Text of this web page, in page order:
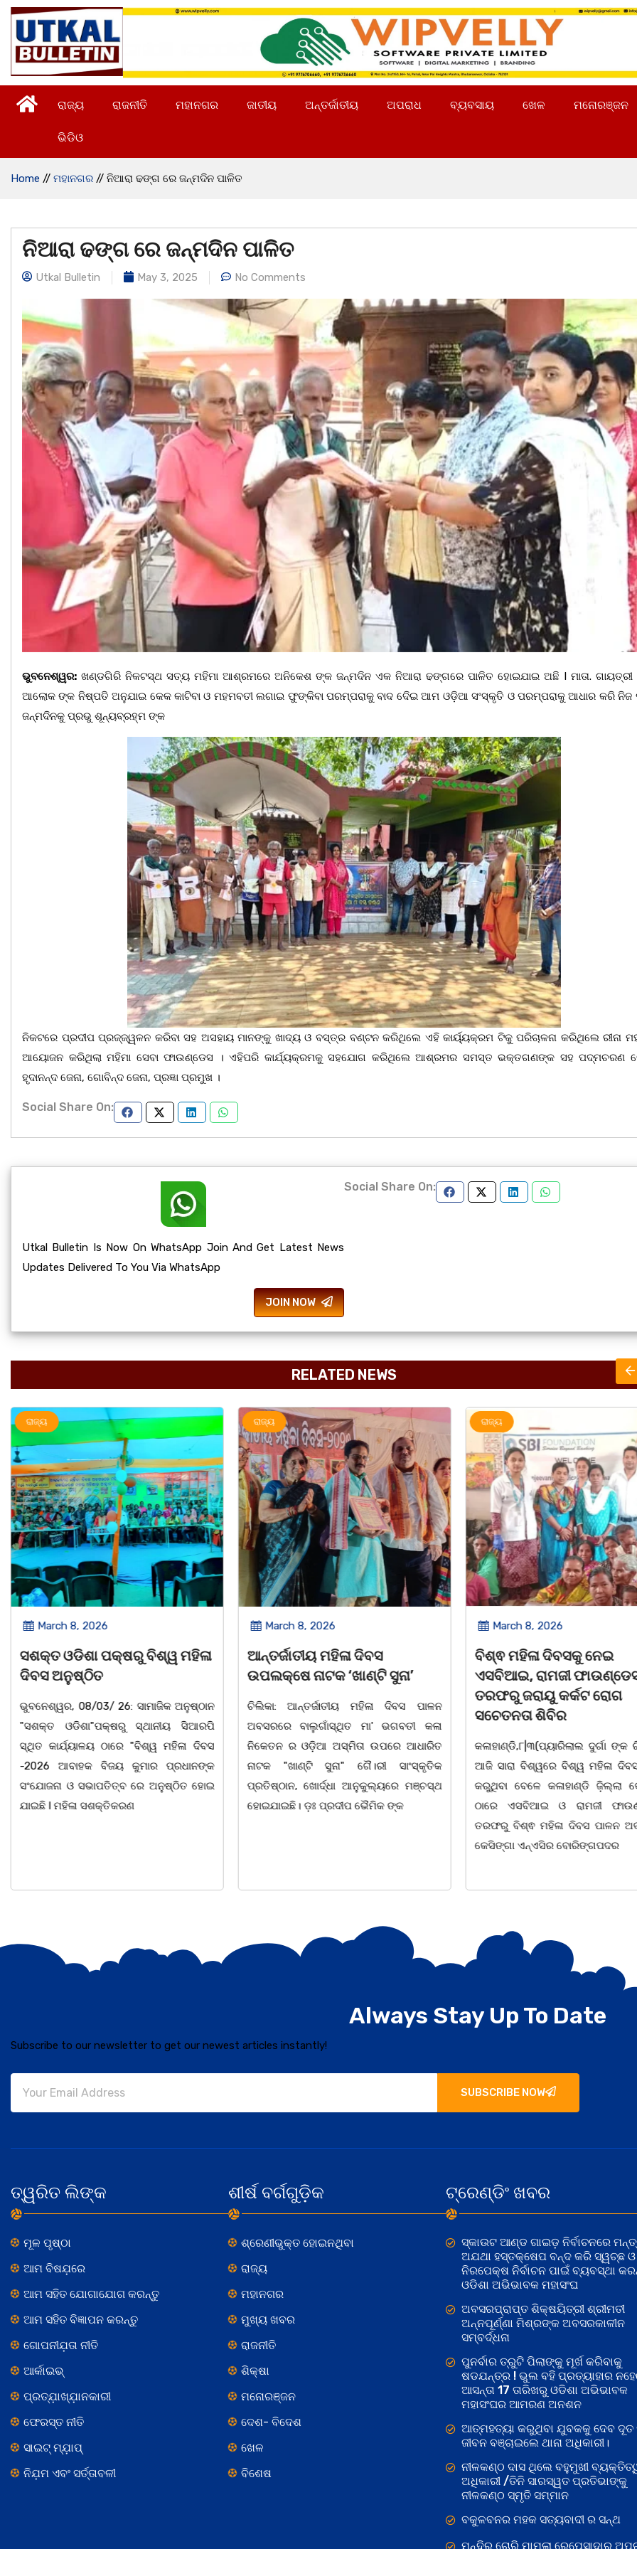
ରାଜ୍ୟ ରାଜନୀତି ମହାନଗର ଜାତୀୟ ଅନ୍ତର୍ଜାତୀୟ ଅପରାଧ ବ୍ୟବସାୟ ଖେଳ ମନୋରଞ୍ଜନ
ଭିଡିଓ
Home // ମହାନଗର // ନିଆରା ଢଙ୍ଗ ରେ ଜନ୍ମଦିନ ପାଳିତ
ନିଆରା ଢଙ୍ଗ ରେ ଜନ୍ମଦିନ ପାଳିତ
Utkal Bulletin May 3, 2025 No Comments
ଭୁବନେଶ୍ୱର: ଖଣ୍ଡଗିରି ନିକଟସ୍ଥ ସତ୍ୟ ମହିମା ଆଶ୍ରମରେ ଅନିକେଶ ଙ୍କ ଜନ୍ମଦିନ ଏକ ନିଆରା ଢଙ୍ଗରେ ପାଳିତ ହୋଇଯାଇ ଅଛି I ମାତା. ଗାୟତ୍ରୀ
ଆଲୋକ ଙ୍କ ନିଷ୍ପତି ଅନୁଯାଇ କେକ କାଟିବା ଓ ମହମବତୀ ଲଗାଇ ଫୁଙ୍କିବା ପରମ୍ପରାକୁ ବାଦ ଦେିଇ ଆମ ଓଡ଼ିଆ ସଂସ୍କୃତି ଓ ପରମ୍ପରାକୁ ଆଧାର କରି
ଜନ୍ମଦିନକୁ ପ୍ରଭୁ ଶୂନ୍ୟବ୍ରହ୍ମ ଙ୍କ
ନିକଟରେ ପ୍ରଦୀପ ପ୍ରଜ୍ଜ୍ୱଳନ କରିବା ସହ ଅସହାୟ ମାନଙ୍କୁ ଖାଦ୍ୟ ଓ ବସ୍ତ୍ର ବଣ୍ଟନ କରିଥିଲେ ଏହି କାର୍ୟ୍ୟକ୍ରମ ଟିକୁ ପରିଚାଳନା କରିଥିଲେ ରୀନା
ଆୟୋଜନ କରିଥିଲା ମହିମା ସେବା ଫାଉଣ୍ଡେସ । ଏହିପରି କାର୍ଯ୍ୟକ୍ରମକୁ ସହଯୋଗ କରିଥିଲେ ଆଶ୍ରମର ସମସ୍ତ ଭକ୍ତଗଣଙ୍କ ସହ ପଦ୍ମଚରଣ
ହୃଦାନନ୍ଦ ଜେନା, ଗୋବିନ୍ଦ ଜେନା, ପ୍ରଜ୍ଞା ପ୍ରମୁଖ ।
Social Share On:
Utkal Bulletin Is Now On WhatsApp Join And Get Latest News
Updates Delivered To You Via WhatsApp
JOIN NOW
Social Share On:
RELATED NEWS
ରାଜ୍ୟ
March 8, 2026
ସଶକ୍ତ ଓଡିଶା ପକ୍ଷରୁ ବିଶ୍ୱ ମହିଳା
ଦିବସ ଅନୁଷ୍ଠିତ
ଭୁବନେଶ୍ୱର, 08/03/ 26: ସାମାଜିକ ଅନୁଷ୍ଠାନ
"ସଶକ୍ତ ଓଡିଶା"ପକ୍ଷରୁ ସ୍ଥାନୀୟ ସିଆରପି
ସ୍ଥିତ କାର୍ଯ୍ୟାଳୟ ଠାରେ "ବିଶ୍ୱ ମହିଳା ଦିବସ
-2026 ଆବାହକ ବିଜୟ କୁମାର ପ୍ରଧାନଙ୍କ
ସଂଯୋଜନା ଓ ସଭାପତିତ୍ବ ରେ ଅନୁଷ୍ଠିତ ହୋଇ
ଯାଇଛି l ମହିଳା ସଶକ୍ତିକରଣ
ରାଜ୍ୟ
March 8, 2026
ଆନ୍ତର୍ଜାତୀୟ ମହିଳା ଦିବସ
ଉପଲକ୍ଷେ ନାଟକ ‘ଖାଣ୍ଟି ସୁନା’
ଚିଲିକା: ଆନ୍ତର୍ଜାତୀୟ ମହିଳା ଦିବସ ପାଳନ
ଅବସରରେ ବାଲୁଗାଁସ୍ଥିତ ମା' ଭଗବତୀ କଳା
ନିକେତନ ର ଓଡ଼ିଆ ଅସ୍ମିତା ଉପରେ ଆଧାରିତ
ନାଟକ "ଖାଣ୍ଟି ସୁନା" ଗୈ।ରୀ ସାଂସ୍କୃତିକ
ପ୍ରତିଷ୍ଠାନ, ଖୋର୍ଦ୍ଧା ଆନୁକୁଲ୍ୟରେ ମଞ୍ଚସ୍ଥ
ହୋଇଯାଇଛି। ଡ଼ଃ ପ୍ରଦୀପ ଭୈମିକ ଙ୍କ
ରାଜ୍ୟ
March 8, 2026
ବିଶ୍ଵ ମହିଳା ଦିବସକୁ ନେଇ
ଏସବିଆଇ, ରାମଜୀ
ତରଫରୁ ଜରାୟୁ କର୍କଟ ରୋଗ
ସଚେତନତା ଶିବିର
କଳାହାଣ୍ଡି,୮|୩(ପ୍ୟାରିଲାଲ ଦୁର୍ଗା ଙ୍କ
ଆଜି ସାରା ବିଶ୍ୱରେ ବିଶ୍ୱ ମହିଳା
କରୁଥିବା ବେଳେ କଳାହାଣ୍ଡି ଜ଼ିଲ୍ଲା
ଠାରେ ଏସବିଆଇ ଓ ରାମଜୀ
ତରଫରୁ ବିଶ୍ଵ ମହିଳା ଦିବସ ପାଳନ
କେସିଙ୍ଗା ଏନ୍ଏସିର ବୋରିଙ୍ଗପଦର
Always Stay Up To Date
Subscribe to our newsletter to get our newest articles instantly!
SUBSCRIBE NOW
ତ୍ୱରିତ ଲିଙ୍କ
ମୂଳ ପୃଷ୍ଠା
ଆମ ବିଷଯ଼ରେ
ଆମ ସହିତ ଯୋଗାଯୋଗ କରନ୍ତୁ
ଆମ ସହିତ ବିଜ୍ଞାପନ କରନ୍ତୁ
ଗୋପନୀଯ଼ତା ନୀତି
ଆର୍କାଇଭ୍
ପ୍ରତ୍ଯ଼ାଖ୍ଯ଼ାନକାରୀ
ଫେରସ୍ତ ନୀତି
ସାଇଟ୍ ମ୍ଯ଼ାପ୍
ନିଯ଼ମ ଏବଂ ସର୍ତ୍ତାବଳୀ
ଶୀର୍ଷ ବର୍ଗଗୁଡ଼ିକ
ଶ୍ରେଣୀଭୁକ୍ତ ହୋଇନଥିବା
ରାଜ୍ୟ
ମହାନଗର
ମୁଖ୍ୟ ଖବର
ରାଜନୀତି
ଶିକ୍ଷା
ମନୋରଞ୍ଜନ
ଦେଶ- ବିଦେଶ
ଖେଳ
ବିଶେଷ
ଟ୍ରେଣ୍ଡିଂ ଖବର
ସ୍କାଉଟ ଆଣ୍ଡ ଗାଇଡ଼ ନିର୍ବାଚନରେ
ଅଯଥା ହସ୍ତକ୍ଷେପ ବନ୍ଦ କରି ସ୍ୱଚ୍ଛ ଓ
ନିରପେକ୍ଷ ନିର୍ବାଚନ ପାଇଁ ବ୍ୟବସ୍ଥା
ଓଡିଶା ଅଭିଭାବକ ମହାସଂଘ
ଅବସରପ୍ରାପ୍ତ ଶିକ୍ଷୟିତ୍ରୀ ଶ୍ରୀମତୀ
ଅନ୍ନପୂର୍ଣ୍ଣା ମିଶ୍ରଙ୍କ ଅବସରକାଳୀନ
ସମ୍ବର୍ଦ୍ଧନା
ପୁନର୍ବାର ତ୍ରୁଟି ପିଲାଙ୍କୁ ମୂର୍ଖ କରିବାକୁ
ଷଡଯନ୍ତ୍ର ! ଭୁଲ ବହି ପ୍ରତ୍ୟାହାର
ଆସନ୍ତା 17 ତାରିଖରୁ ଓଡିଶା ଅଭିଭାବକ
ମହାସଂଘର ଆମରଣ ଅନଶନ
ଆତ୍ମହତ୍ୟା କରୁଥିବା ଯୁବକକୁ ଦେବ ଦୂତ
ଜୀବନ ବଞ୍ଚାଇଲେ ଥାନା ଅଧିକାରୀ।
ନୀଳକଣ୍ଠ ଦାସ ଥିଲେ ବହୁମୁଖୀ
ଅଧିକାରୀ /ତିନି ସାରସ୍ୱତ ପ୍ରତିଭାଙ୍କୁ
ନୀଳକଣ୍ଠ ସ୍ମୃତି ସମ୍ମାନ
ବକୁଳବନର ମହକ ସତ୍ୟବାଦୀ ର ସନ୍ଥ
ମନ୍ଦିର ଚୋରି ମାମଲା ରେପେସାଦାର